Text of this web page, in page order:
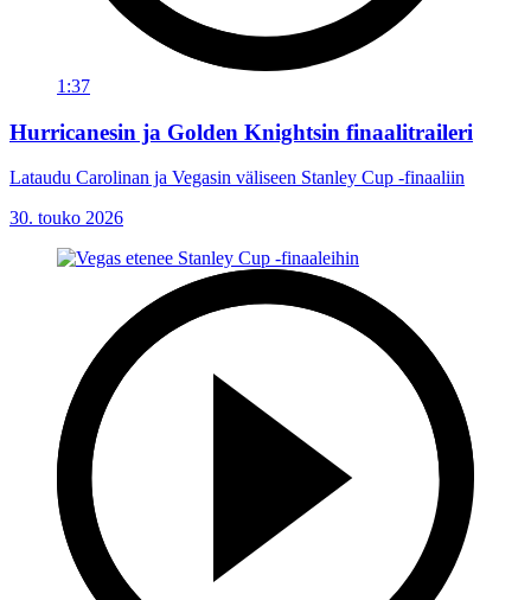
1:37
Hurricanesin ja Golden Knightsin finaalitraileri
Lataudu Carolinan ja Vegasin väliseen Stanley Cup -finaaliin
30. touko 2026